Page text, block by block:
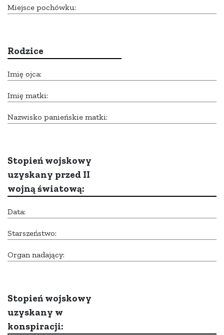
Miejsce pochówku:
Rodzice
Imię ojca:
Imię matki:
Nazwisko panieńskie matki:
Stopień wojskowy
uzyskany przed II
wojną światową:
Data:
Starszeństwo:
Organ nadający:
Stopień wojskowy
uzyskany w
konspiracji: